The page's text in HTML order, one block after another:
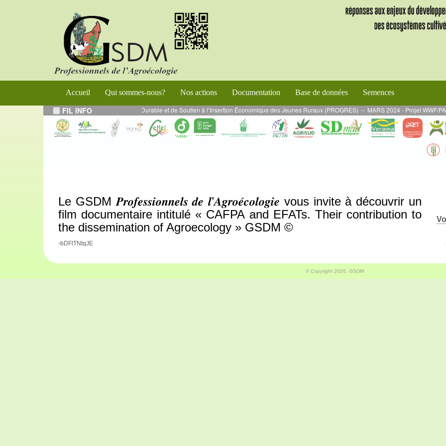
Accueil Qui sommes-nous? Nos actions Documentation Base de données Semences
FIL INFO
de Renforcement de l’Entrepreneuriat Durable et de Soutien à l’Insertion Économique des Jeunes Ruraux (PROGRES) -- MARS 2024 - Projet WWF/
Le GSDM 𝑷𝒓𝒐𝒇𝒆𝒔𝒔𝒊𝒐𝒏𝒏𝒆𝒍𝒔 𝒅𝒆 𝒍’𝑨𝒈𝒓𝒐𝒆́𝒄𝒐𝒍𝒐𝒈𝒊𝒆 vous invite à découvrir un
film documentaire intitulé « CAFPA and EFATs. Their contribution to
the dissemination of Agroecology » GSDM ©
-bDFlTNtqJE
© Copyright 2026, GSDM